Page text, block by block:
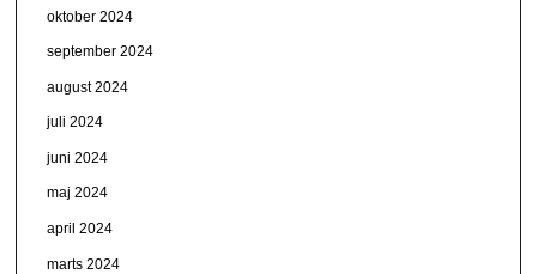
oktober 2024
september 2024
august 2024
juli 2024
juni 2024
maj 2024
april 2024
marts 2024